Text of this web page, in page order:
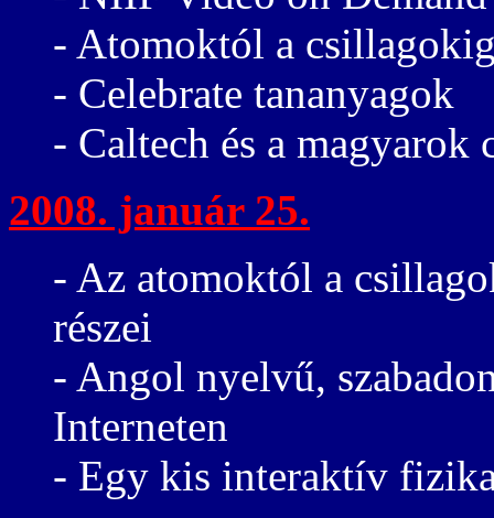
- Atomoktól a
- Celebrate tananyagok
- Caltech és a
2008. január 25.
- Az atomoktól a
részei
- Angol nyelvű,
Interneten
- Egy kis interaktív